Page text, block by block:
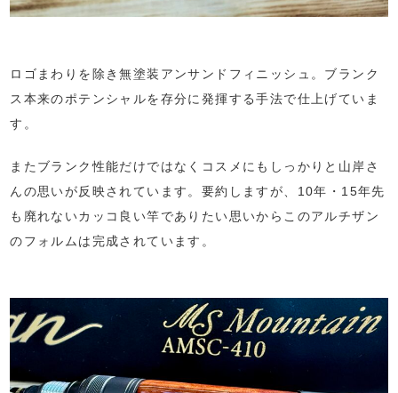
ロゴまわりを除き無塗装アンサンドフィニッシュ。ブランク
ス本来のポテンシャルを存分に発揮する手法で仕上げていま
す。
またブランク性能だけではなくコスメにもしっかりと山岸さ
んの思いが反映されています。要約しますが、10年・15年先
も廃れないカッコ良い竿でありたい思いからこのアルチザン
のフォルムは完成されています。